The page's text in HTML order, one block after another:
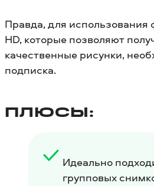
Правда, для использования
HD, которые позволяют
качественные рисунки,
подписка.
ПЛЮСЫ:
Идеально
групповых